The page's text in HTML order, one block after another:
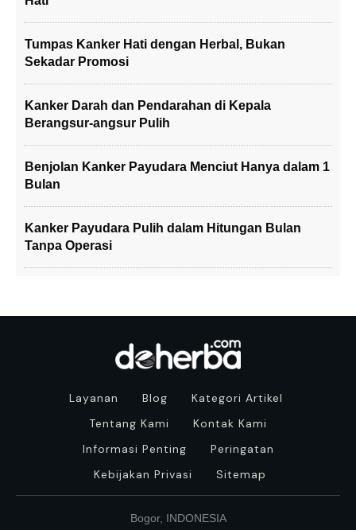
Tumpas Kanker Hati dengan Herbal, Bukan
Sekadar Promosi
Kanker Darah dan Pendarahan di Kepala
Berangsur-angsur Pulih
Benjolan Kanker Payudara Menciut Hanya dalam 1
Bulan
Kanker Payudara Pulih dalam Hitungan Bulan
Tanpa Operasi
Layanan Blog
Kategori Artikel
Tentang Kami
Kontak Kami
Informasi Penting
Peringatan
Kebijakan Privasi
Sitemap
Bogor, INDONESIA